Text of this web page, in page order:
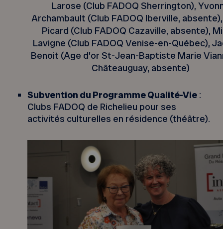
Larose (Club FADOQ Sherrington),
Archambault (Club FADOQ Iberville,
Picard (Club FADOQ Cazaville, absente),
Lavigne (Club FADOQ Venise-en-Québec),
Benoit (Age d’or St-Jean-Baptiste Marie
Châteauguay, absente)
Subvention du Programme Qualité-Vie :
Clubs FADOQ de Richelieu pour ses
activités culturelles en résidence (théâtre).